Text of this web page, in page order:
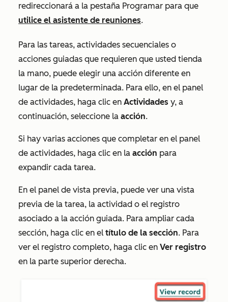
redireccionará a la pestaña Programar para que
utilice el asistente de reuniones.
Para las tareas, actividades secuenciales o
acciones guiadas que requieren que usted tienda
la mano, puede elegir una acción diferente en
lugar de la predeterminada. Para ello, en el panel
de actividades, haga clic en Actividades y, a
continuación, seleccione la acción.
Si hay varias acciones que completar en el panel
de actividades, haga clic en la acción para
expandir cada tarea.
En el panel de vista previa, puede ver una vista
previa de la tarea, la actividad o el registro
asociado a la acción guiada. Para ampliar cada
sección, haga clic en el título de la sección. Para
ver el registro completo, haga clic en Ver registro
en la parte superior derecha.